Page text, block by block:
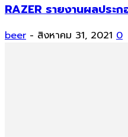
RAZER รายงานผลประ
beer - สิงหาคม 31, 2021 0